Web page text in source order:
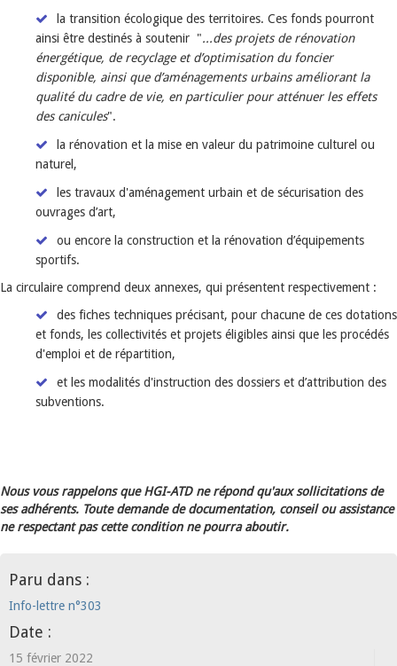
la transition écologique des territoires. Ces fonds pourront
ainsi être destinés à soutenir "...des projets de rénovation
énergétique, de recyclage et d’optimisation du foncier
disponible, ainsi que d’aménagements urbains améliorant la
qualité du cadre de vie, en particulier pour atténuer les effets
des canicules".
la rénovation et la mise en valeur du patrimoine culturel ou
naturel,
les travaux d'aménagement urbain et de sécurisation des
ouvrages d’art,
ou encore la construction et la rénovation d’équipements
sportifs.
La circulaire comprend deux annexes, qui présentent respectivement :
des fiches techniques précisant, pour chacune de ces dotations
et fonds, les collectivités et projets éligibles ainsi que les procédés
d'emploi et de répartition,
et les modalités d'instruction des dossiers et d’attribution des
subventions.
Nous vous rappelons que HGI-ATD ne répond qu'aux sollicitations de
ses adhérents. Toute demande de documentation, conseil ou assistance
ne respectant pas cette condition ne pourra aboutir.
Paru dans :
Info-lettre n°303
Date :
15 février 2022